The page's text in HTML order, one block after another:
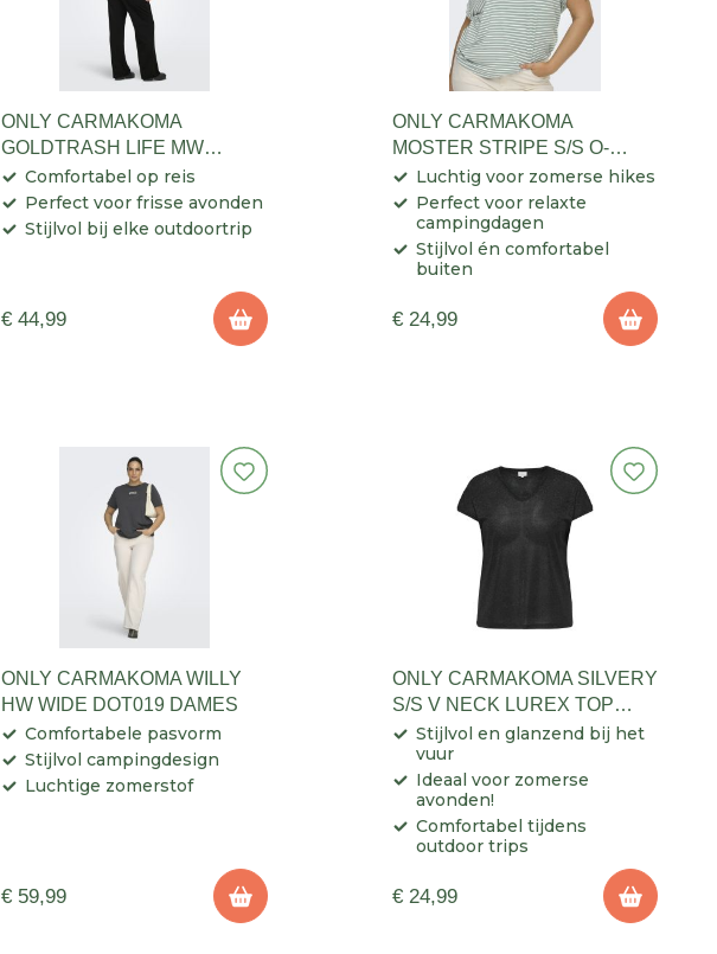
ONLY CARMAKOMA
GOLDTRASH LIFE MW
STRAIGHT PANT DAMES
Comfortabel op reis
Perfect voor frisse avonden
Stijlvol bij elke outdoortrip
€ 44,99
ONLY CARMAKOMA
MOSTER STRIPE S/S O-
NECK TOP DAMES
Luchtig voor zomerse hikes
Perfect voor relaxte
campingdagen
Stijlvol én comfortabel
buiten
€ 24,99
ONLY CARMAKOMA WILLY
HW WIDE DOT019 DAMES
Comfortabele pasvorm
Stijlvol campingdesign
Luchtige zomerstof
€ 59,99
ONLY CARMAKOMA SILVERY
S/S V NECK LUREX TOP
DAMES
Stijlvol en glanzend bij het
vuur
Ideaal voor zomerse
avonden!
Comfortabel tijdens
outdoor trips
€ 24,99